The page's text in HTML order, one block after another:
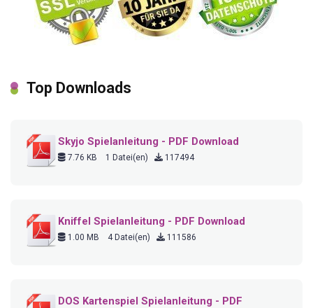
Top Downloads
Skyjo Spielanleitung - PDF Download
7.76 KB 1 Datei(en) 117494
Kniffel Spielanleitung - PDF Download
1.00 MB 4 Datei(en) 111586
DOS Kartenspiel Spielanleitung - PDF